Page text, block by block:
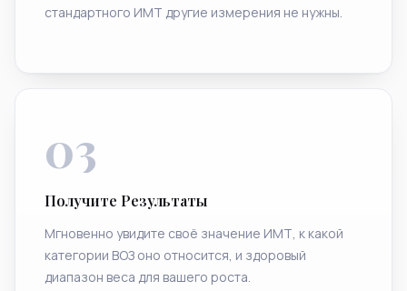
стандартного ИМТ другие измерения не нужны.
03
Получите Результаты
Мгновенно увидите своё значение ИМТ, к какой
категории ВОЗ оно относится, и здоровый
диапазон веса для вашего роста.